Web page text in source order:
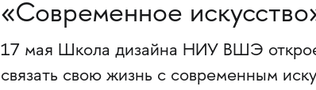
«Современное
17 мая Школа дизайна НИУ ВШЭ
связать свою жизнь с современным